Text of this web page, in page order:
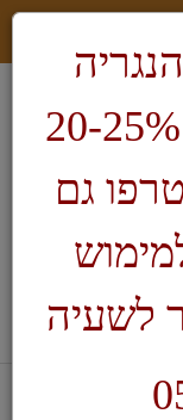
הפתוחה יש הנחות 20-25%
גם
לשעיה